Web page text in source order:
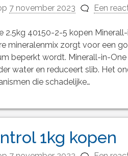
7 november 2023 Een
2.5kg 40150-2-5 kopen
mineralenmix zorgt voor een
beperkt wordt. Minerall-in-
water en reduceert slib. Het
die schadelijke…
1kg kopen